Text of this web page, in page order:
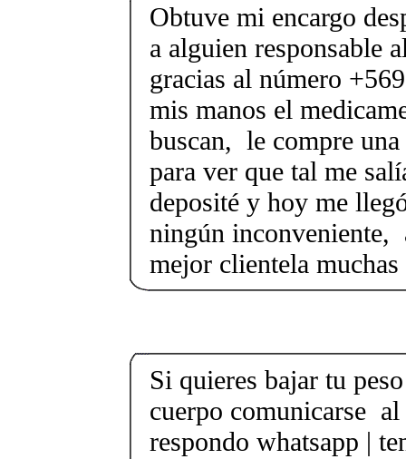
Obtuve mi encargo
a alguien responsable
gracias al número
mis manos el
buscan, le compre
para ver que tal me
deposité y hoy me
ningún inconveniente,
mejor clientela
Si quieres bajar tu
cuerpo comunicarse
respondo whatsapp |